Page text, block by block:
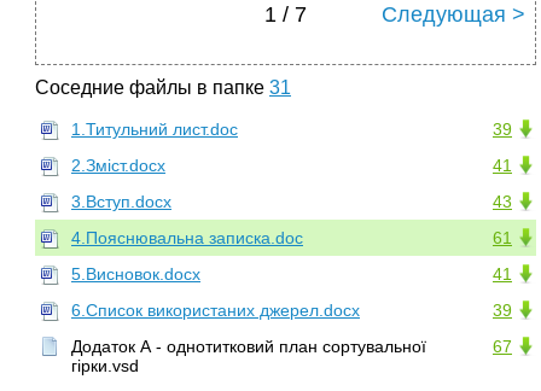
1 / 7 Следующая >
Соседние файлы в папке 31
39
1.Титульний лист.doc
41
2.Зміст.docx
43
3.Вступ.docx
61
4.Пояснювальна записка.doc
41
5.Висновок.docx
39
6.Список використаних джерел.docx
67
Додаток А - однотитковий план сортувальної
гірки.vsd